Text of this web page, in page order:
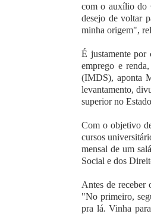
com o auxílio do
desejo de voltar
minha origem",
É justamente por
emprego e
(IMDS), aponta
levantamento,
superior no
Com o objetivo
cursos
mensal de um
Social e dos
Antes de receber
"No primeiro,
pra lá. Vinha